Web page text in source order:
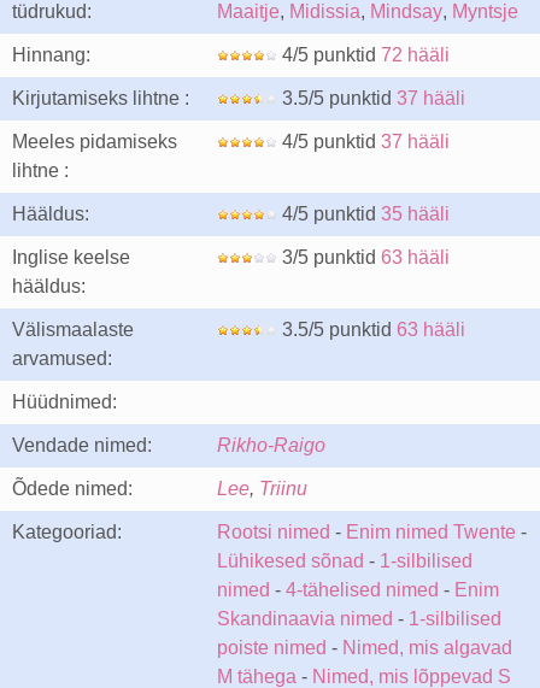
tüdrukud:
Maaitje, Midissia, Mindsay, Myntsje
Hinnang: 4/5 punktid 72 hääli
Kirjutamiseks lihtne : 3.5/5 punktid 37 hääli
Meeles pidamiseks
lihtne :
4/5 punktid 37 hääli
Hääldus: 4/5 punktid 35 hääli
Inglise keelse
hääldus:
3/5 punktid 63 hääli
Välismaalaste
arvamused:
3.5/5 punktid 63 hääli
Hüüdnimed:
Vendade nimed: Rikho-Raigo
Õdede nimed: Lee, Triinu
Kategooriad: Rootsi nimed - Enim nimed Twente -
Lühikesed sõnad - 1-silbilised
nimed - 4-tähelised nimed - Enim
Skandinaavia nimed - 1-silbilised
poiste nimed - Nimed, mis algavad
M tähega - Nimed, mis lõppevad S